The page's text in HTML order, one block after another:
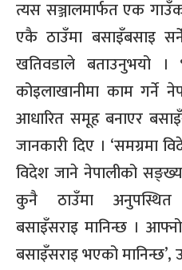
त्यस सञ्जालमार्फत एक
एकै ठाउँमा बसाइँबसाइ
खतिवडाले बताउनुभयो ।
कोइलाखानीमा काम गर्ने
आधारित समूह बनाएर
जानकारी दिए । ‘समग्रमा
विदेश जाने नेपालीको
कुनै ठाउँमा अनुपस्थित
बसाइँसराइ मानिन्छ ।
बसाइँसराइ भएको